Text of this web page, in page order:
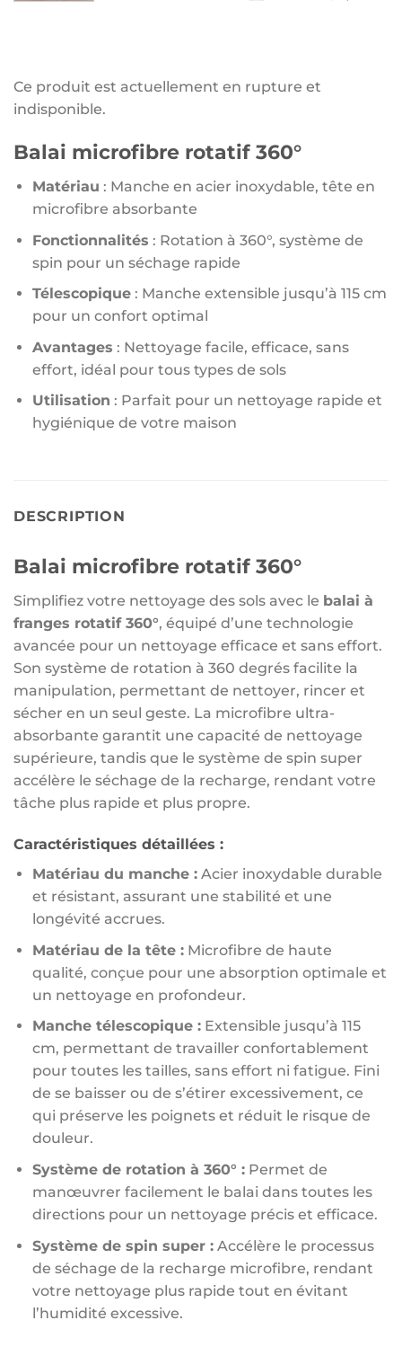
Ce produit est actuellement en rupture et
indisponible.
Balai microfibre rotatif 360°
Matériau : Manche en acier inoxydable, tête en
microfibre absorbante
Fonctionnalités : Rotation à 360°, système de
spin pour un séchage rapide
Télescopique: Manche extensible jusqu’à 115 cm
pour un confort optimal
Avantages : Nettoyage facile, efficace, sans
effort, idéal pour tous types de sols
Utilisation : Parfait pour un nettoyage rapide et
hygiénique de votre maison
DESCRIPTION
Balai microfibre rotatif 360°
Simplifiez votre nettoyage des sols avec le balai à
franges rotatif 360°, équipé d’une technologie
avancée pour un nettoyage efficace et sans effort.
Son système de rotation à 360 degrés facilite la
manipulation, permettant de nettoyer, rincer et
sécher en un seul geste. La microfibre ultra-
absorbante garantit une capacité de nettoyage
supérieure, tandis que le système de spin super
accélère le séchage de la recharge, rendant votre
tâche plus rapide et plus propre.
Caractéristiques détaillées :
Matériau du manche :Acier inoxydable durable
et résistant, assurant une stabilité et une
longévité accrues.
Matériau de la tête :Microfibre de haute
qualité, conçue pour une absorption optimale et
un nettoyage en profondeur.
Manche télescopique :Extensible jusqu’à 115
cm, permettant de travailler confortablement
pour toutes les tailles, sans effort ni fatigue. Fini
de se baisser ou de s’étirer excessivement, ce
qui préserve les poignets et réduit le risque de
douleur.
Système de rotation à 360° :Permet de
manœuvrer facilement le balai dans toutes les
directions pour un nettoyage précis et efficace.
Système de spin super :Accélère le processus
de séchage de la recharge microfibre, rendant
votre nettoyage plus rapide tout en évitant
l’humidité excessive.